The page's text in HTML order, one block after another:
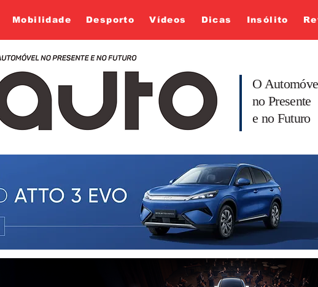
Mobilidade Desporto Vídeos Dicas Insólito
O
no Presente
e no Futuro